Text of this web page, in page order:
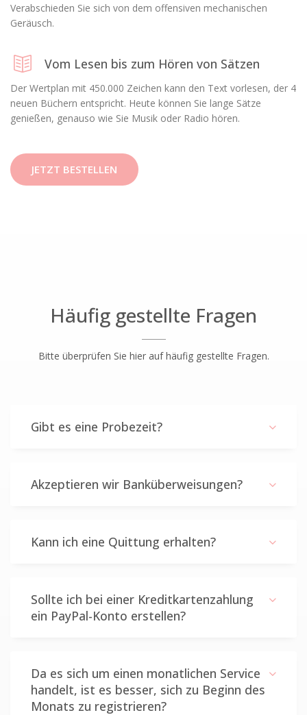
Verabschieden Sie sich von dem offensiven mechanischen
Geräusch.
Vom Lesen bis zum Hören von Sätzen
Der Wertplan mit 450.000 Zeichen kann den Text vorlesen, der 4
neuen Büchern entspricht. Heute können Sie lange Sätze
genießen, genauso wie Sie Musik oder Radio hören.
JETZT BESTELLEN
Häufig gestellte Fragen
Bitte überprüfen Sie hier auf häufig gestellte Fragen.
Gibt es eine Probezeit?
Akzeptieren wir Banküberweisungen?
Kann ich eine Quittung erhalten?
Sollte ich bei einer Kreditkartenzahlung
ein PayPal-Konto erstellen?
Da es sich um einen monatlichen Service
handelt, ist es besser, sich zu Beginn des
Monats zu registrieren?